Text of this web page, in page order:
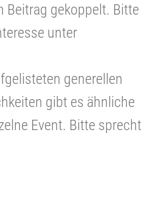
Beitrag gekoppelt. Bitte
unter
generellen
gibt es ähnliche
Event. Bitte sprecht